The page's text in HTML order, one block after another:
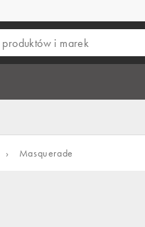
› Masquerade